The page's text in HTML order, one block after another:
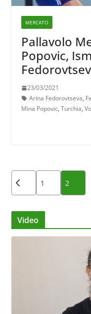
MERCATO
Pallavolo
Popovic,
Fenerbahce?
23/03/2021
Arina Fedorovtseva,
Mina Popovic, Turchia,
Paginazione
degli
articoli
1 2
Video